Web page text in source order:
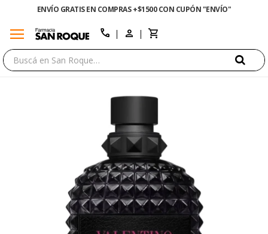
ENVÍO GRATIS EN COMPRAS +$1500 CON CUPÓN "ENVÍO"
menu call
close